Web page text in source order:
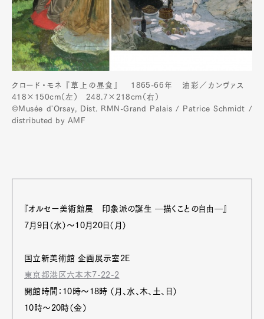
クロード・モネ 『草上の昼食』 1865-66年 油彩／カンヴァス
418×150cm（左） 248.7×218cm（右）
©Musée d'Orsay, Dist. RMN-Grand Palais / Patrice Schmidt /
distributed by AMF
『オルセー美術館展 印象派の誕生 ―描くことの自由―』
7月9日（水）～10月20日（月）
国立新美術館 企画展示室2E
東京都港区六本木7-22-2
開館時間：10時～18時 （月、水、木、土、日）
10時～20時（金）